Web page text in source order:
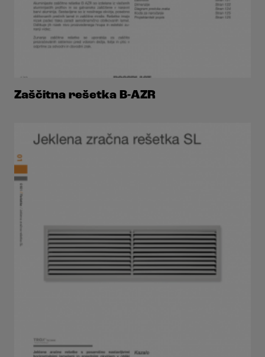
Zaščitna rešetka B-AZR